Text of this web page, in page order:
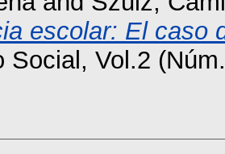
escolar: El caso
Social, Vol.2